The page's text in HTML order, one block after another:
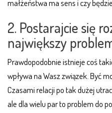
małżeństwa ma sens i czy
2. Postarajcie się
największy
Prawdopodobnie istnieje coś
wpływa na Wasz związek. Być
Czasami relacji po tak dużej
ale dla wielu par to problem do